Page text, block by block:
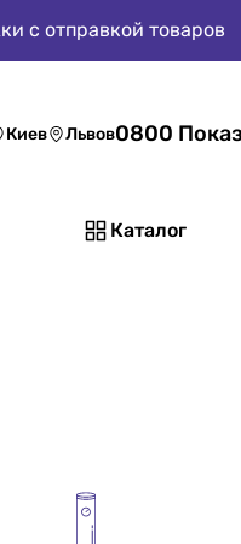
с отправкой товаров
Киев Львов0800
Каталог